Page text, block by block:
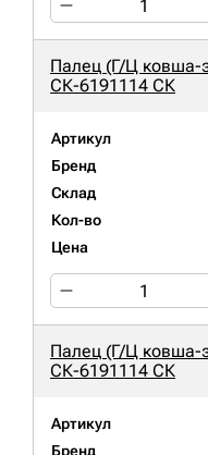
Палец (Г/Ц ковша-
СК-6191114 СК
Артикул
Бренд
Склад
Кол-во
Цена
Палец (Г/Ц ковша-
СК-6191114 СК
Артикул
Бренд